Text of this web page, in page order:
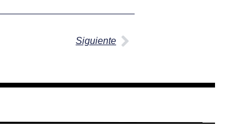
Siguiente